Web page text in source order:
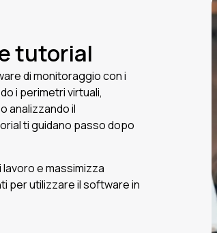
tutorial
di monitoraggio con i
i perimetri virtuali,
analizzando il
ti guidano passo dopo
e massimizza
per utilizzare il software in